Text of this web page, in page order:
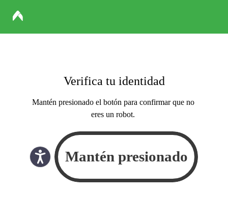
Verifica tu identidad
Mantén presionado el botón para confirmar que no
eres un robot.